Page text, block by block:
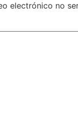
electrónico no